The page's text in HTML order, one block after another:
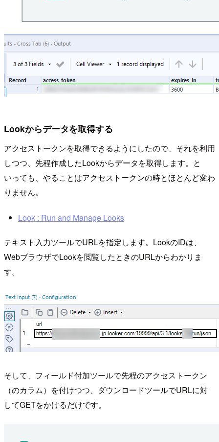
Lookからデータを取得する
アクセストークンを取得できるようにしたので、それを利用
しつつ、先程作成したLookからデータを取得します。と
いっても、やることはアクセストークンの時とほとんど変わ
りません。
Look : Run and Manage Looks
テキスト入力ツールでURLを指定します。LookのIDは、
WebブラウザでLookを閲覧したときのURLからわかりま
す。
そして、フィールド付加ツールで先程のアクセストークン
（のカラム）を付けつつ、ダウンロードツールでURLに対
してGETをかけるだけです。